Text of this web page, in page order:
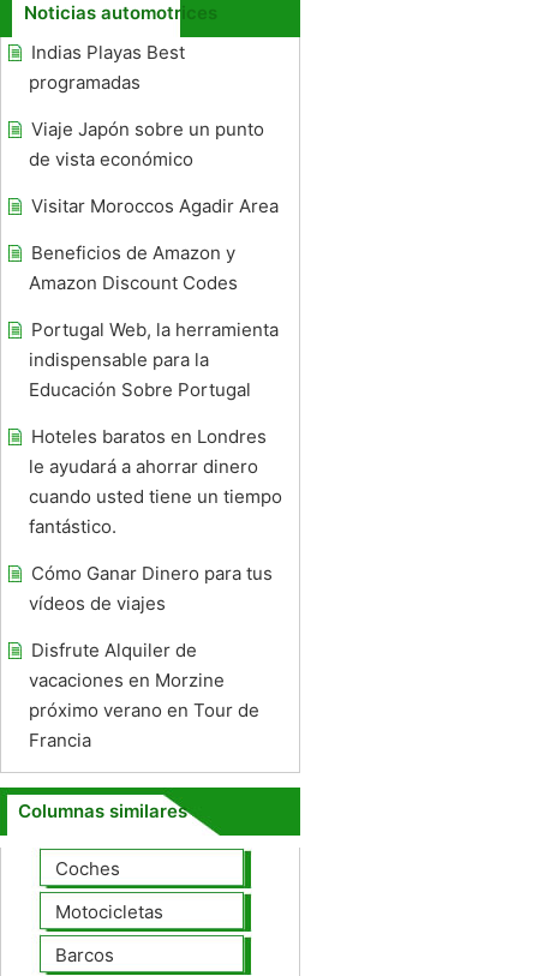
Noticias automotrices
Indias Playas Best
programadas
Viaje Japón sobre un punto
de vista económico
Visitar Moroccos Agadir Area
Beneficios de Amazon y
Amazon Discount Codes
Portugal Web, la herramienta
indispensable para la
Educación Sobre Portugal
Hoteles baratos en Londres
le ayudará a ahorrar dinero
cuando usted tiene un tiempo
fantástico.
Cómo Ganar Dinero para tus
vídeos de viajes
Disfrute Alquiler de
vacaciones en Morzine
próximo verano en Tour de
Francia
Columnas similares
Coches
Motocicletas
Barcos